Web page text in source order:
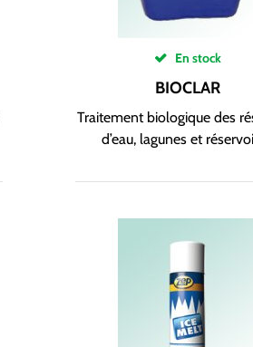
En stock
BIOCLAR
Traitement biologique des
d’eau, lagunes et